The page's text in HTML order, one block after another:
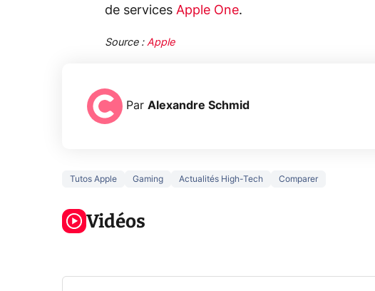
de services Apple One.
Source : Apple
Par Alexandre Schmid
Tutos Apple Gaming Actualités High-Tech Comparer
Vidéos
3 écrans en 1
Voici L'AOC
CQ32G4ZA !
5 générations
Ce que vous